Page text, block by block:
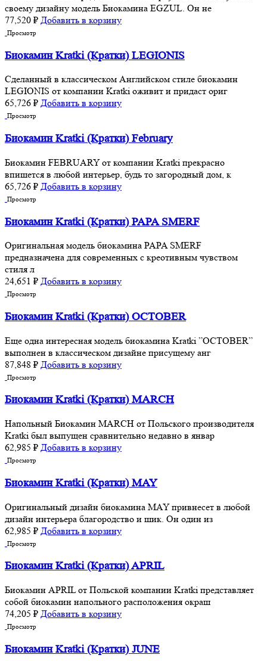
своему дизайну модель Биокамина EGZUL. Он не
77,520 ₽ Добавить в корзину
Просмотр
Биокамин Kratki (Кратки) LEGIONIS
Сделанный в классическом Английском стиле биокамин
LEGIONIS от компании Kratki оживит и придаст ориг
65,726 ₽ Добавить в корзину
Просмотр
Биокамин Kratki (Кратки) February
Биокамин FEBRUARY от компании Kratki прекрасно
впишется в любой интерьер, будь то загородный дом, к
65,726 ₽ Добавить в корзину
Просмотр
Биокамин Kratki (Кратки) PAPA SMERF
Оригинальная модель биокамина PAPA SMERF
предназначена для современных с креотивным чувством
стиля л
24,651 ₽ Добавить в корзину
Просмотр
Биокамин Kratki (Кратки) OCTOBER
Еще одна интересная модель биокамина Kratki ”OCTOBER”
выполнен в классическом дизайне присущему анг
87,848 ₽ Добавить в корзину
Просмотр
Биокамин Kratki (Кратки) MARCH
Напольный Биокамин MARCH от Польского производителя
Kratki был выпущен сравнительно недавно в январ
62,985 ₽ Добавить в корзину
Просмотр
Биокамин Kratki (Кратки) MAY
Оригинальный дизайн биокамина MAY привнесет в любой
дизайн интерьера благородство и шик. Он один из
62,985 ₽ Добавить в корзину
Просмотр
Биокамин Kratki (Кратки) APRIL
Биокамин APRIL от Польской компании Kratki представляет
собой биокамин напольного расположения окраш
74,205 ₽ Добавить в корзину
Просмотр
Биокамин Kratki (Кратки) JUNE